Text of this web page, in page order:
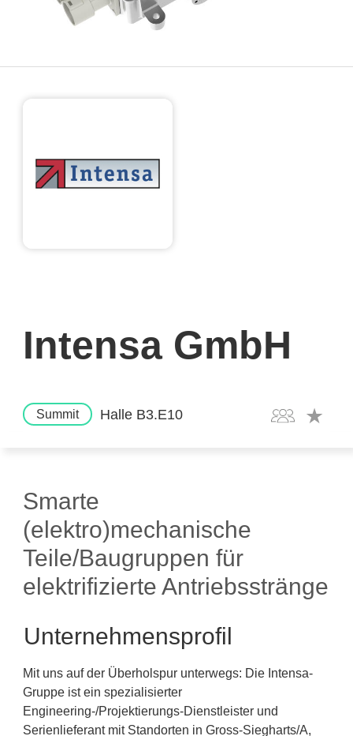
Intensa GmbH
Summit Halle B3.E10
Smarte
(elektro)mechanische
Teile/Baugruppen für
elektrifizierte Antriebsstränge
Unternehmensprofil
Mit uns auf der Überholspur unterwegs: Die Intensa-
Gruppe ist ein spezialisierter
Engineering-/Projektierungs-Dienstleister und
Serienlieferant mit Standorten in Gross-Siegharts/A,